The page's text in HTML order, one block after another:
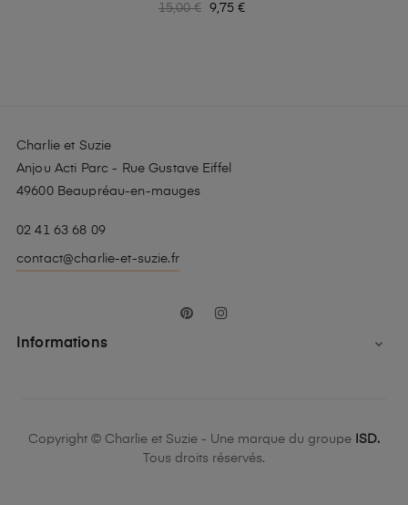
Prix
15,00 € Prix
9,75 €
Charlie et Suzie
Anjou Acti Parc - Rue Gustave Eiffel
49600 Beaupréau-en-mauges
02 41 63 68 09
contact@charlie-et-suzie.fr
Pinterest
Informations 
Copyright © Charlie et Suzie - Une marque du groupe ISD.
Tous droits réservés.